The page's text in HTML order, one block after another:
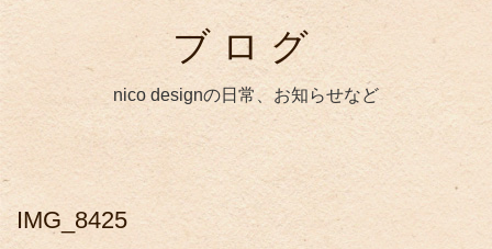
ブログ
nico designの日常、お知らせなど
IMG_8425